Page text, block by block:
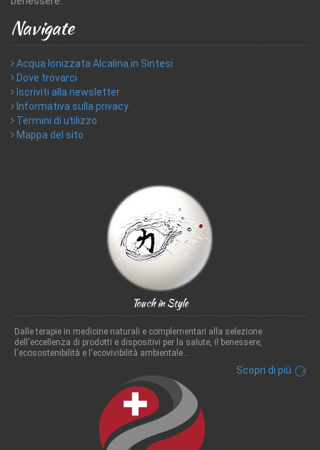
Navigate
Acqua Ionizzata Alcalina in Sintesi
Dove trovarci
Iscriviti alla newsletter
Informativa sulla privacy
Termini di utilizzo
Mappa del sito
Touch in Style
Dalle terapie in medicine naturali e complementari alla selezione
dell'eccellenza di prodotti e dispositivi per la salute, il benessere,
l'ecosostenibilità e l'ecovivibilità ambientale...
Scopri di più